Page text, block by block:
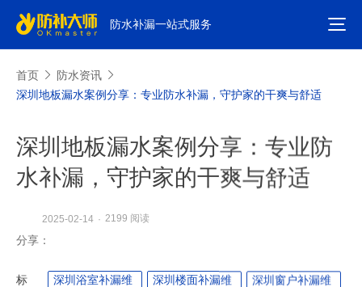
防水补漏一站式服务
首页
防水资讯
深圳地板漏水案例分享：专业防水补漏，守护家的干爽与舒适
深圳地板漏水案例分享：专业防
水补漏，守护家的干爽与舒适
2025-02-14 · 2199 阅读
分享：
标
深圳浴室补漏维
深圳楼面补漏维
深圳窗户补漏维